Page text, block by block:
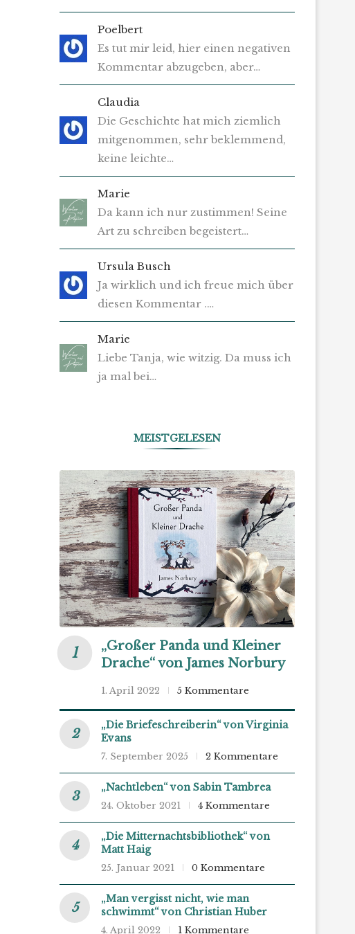
Poelbert
Es tut mir leid, hier einen negativen
Kommentar abzugeben, aber…
Claudia
Die Geschichte hat mich ziemlich
mitgenommen, sehr beklemmend,
keine leichte…
Marie
Da kann ich nur zustimmen! Seine
Art zu schreiben begeistert…
Ursula Busch
Ja wirklich und ich freue mich über
diesen Kommentar .…
Marie
Liebe Tanja, wie witzig. Da muss ich
ja mal bei…
MEISTGELESEN
„Großer Panda und Kleiner
Drache“ von James Norbury
1. April 2022 5 Kommentare
„Die Briefeschreiberin“ von Virginia
Evans
7. September 2025 2 Kommentare
„Nachtleben“ von Sabin Tambrea
24. Oktober 2021 4 Kommentare
„Die Mitternachtsbibliothek“ von
Matt Haig
25. Januar 2021 0 Kommentare
„Man vergisst nicht, wie man
schwimmt“ von Christian Huber
4. April 2022 1 Kommentare